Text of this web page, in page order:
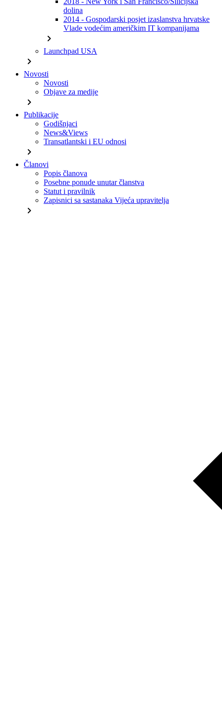
dolina
2014 - Gospodarski posjet izaslanstva hrvatske
Vlade vodećim američkim IT kompanijama
chevron_right
Launchpad USA
chevron_right
Novosti
Novosti
Objave za medije
chevron_right
Publikacije
Godišnjaci
News&Views
Transatlantski i EU odnosi
chevron_right
Članovi
Popis članova
Posebne ponude unutar članstva
Statut i pravilnik
Zapisnici sa sastanaka Vijeća upravitelja
chevron_right